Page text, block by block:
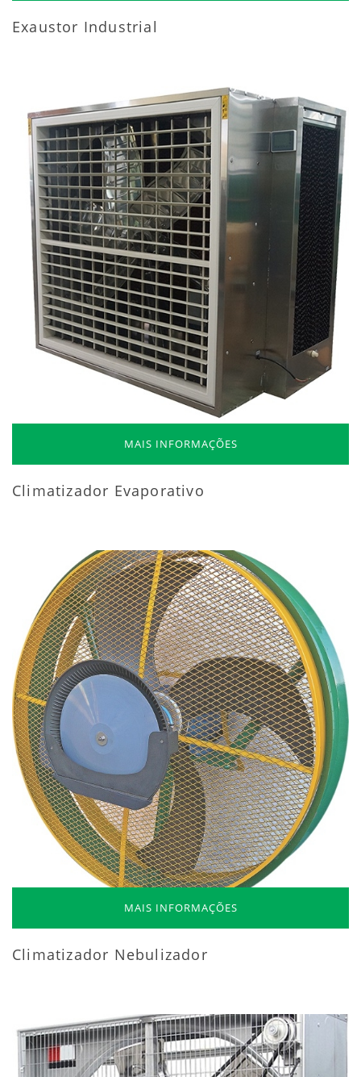
Exaustor Industrial
MAIS INFORMAÇÕES
Climatizador Evaporativo
MAIS INFORMAÇÕES
Climatizador Nebulizador